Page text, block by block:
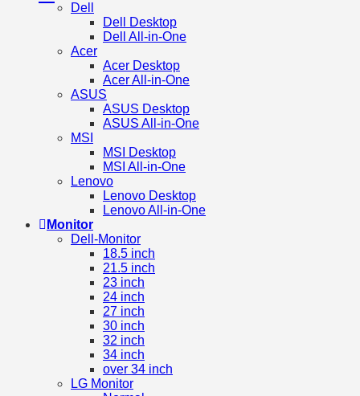
Dell
Dell Desktop
Dell All-in-One
Acer
Acer Desktop
Acer All-in-One
ASUS
ASUS Desktop
ASUS All-in-One
MSI
MSI Desktop
MSI All-in-One
Lenovo
Lenovo Desktop
Lenovo All-in-One
Monitor
Dell-Monitor
18.5 inch
21.5 inch
23 inch
24 inch
27 inch
30 inch
32 inch
34 inch
over 34 inch
LG Monitor